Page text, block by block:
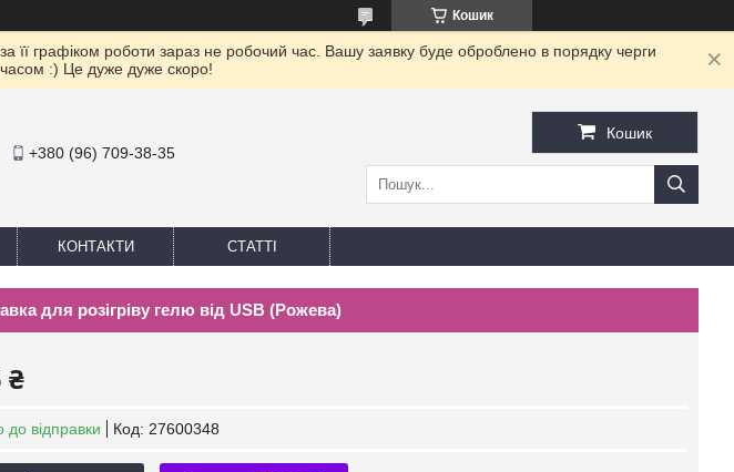
Кошик
графіком роботи зараз не робочий час. Вашу заявку буде оброблено в порядку черги
:) Це дуже дуже скоро!
+380 (96) 709-38-35
Кошик
КОНТАКТИ СТАТТІ
для розігріву гелю від USB (Рожева)
₴
до відправки Код: 27600348